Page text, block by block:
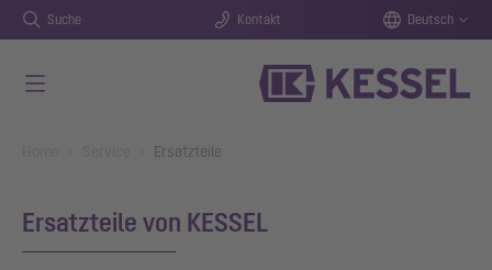
Suche Kontakt Deutsch
Ersatzteile
Ersatzteile von KESSEL